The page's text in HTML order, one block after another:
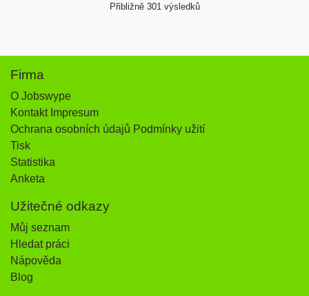
Přibližně 301 výsledků
Firma
O Jobswype
Kontakt Impresum
Ochrana osobních údajů Podmínky užití
Tisk
Statistika
Anketa
Užitečné odkazy
Můj seznam
Hledat práci
Nápověda
Blog